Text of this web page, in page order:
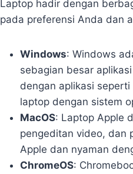
Laptop hadir dengan
pada preferensi Anda dan
Windows: Windows
sebagian besar
dengan aplikasi
laptop dengan sistem
MacOS: Laptop Apple
pengeditan video, dan
Apple dan nyaman
ChromeOS: